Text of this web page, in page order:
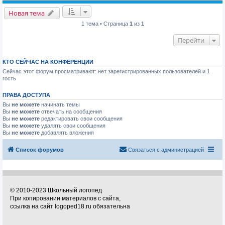
Новая тема
1 тема • Страница 1 из 1
Перейти
КТО СЕЙЧАС НА КОНФЕРЕНЦИИ
Сейчас этот форум просматривают: нет зарегистрированных пользователей и 1
гость
ПРАВА ДОСТУПА
Вы не можете начинать темы
Вы не можете отвечать на сообщения
Вы не можете редактировать свои сообщения
Вы не можете удалять свои сообщения
Вы не можете добавлять вложения
Список форумов Связаться с администрацией
© 2010-2023 Школьный логопед
При копировании материалов с сайта,
ссылка на сайт logoped18.ru обязательна